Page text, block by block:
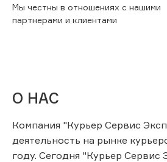
Мы честны в отношениях с нашими
партнерами и клиентами
О НАС
Компания "Курьер Сервис
деятельность на рынке
году. Сегодня "Курьер Сервис